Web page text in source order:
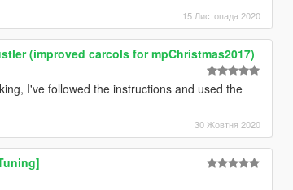
15 Листопада 2020
(improved carcols for mpChristmas2017)
I've followed the instructions and used the
30 Жовтня 2020